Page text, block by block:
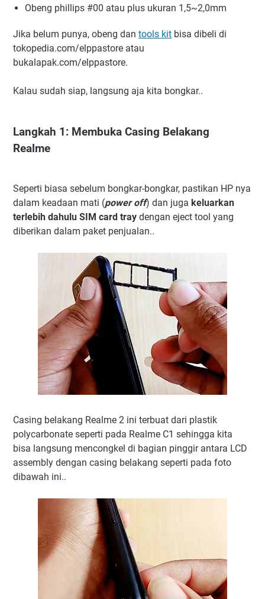
Obeng phillips #00 atau plus ukuran 1,5~2,0mm
Jika belum punya, obeng dan tools kit bisa dibeli di
tokopedia.com/elppastore atau
bukalapak.com/elppastore.
Kalau sudah siap, langsung aja kita bongkar..
Langkah 1: Membuka Casing Belakang
Realme
Seperti biasa sebelum bongkar-bongkar, pastikan HP nya
dalam keadaan mati (power off) dan juga keluarkan
terlebih dahulu SIM card tray dengan eject tool yang
diberikan dalam paket penjualan..
Casing belakang Realme 2 ini terbuat dari plastik
polycarbonate seperti pada Realme C1 sehingga kita
bisa langsung mencongkel di bagian pinggir antara LCD
assembly dengan casing belakang seperti pada foto
dibawah ini..